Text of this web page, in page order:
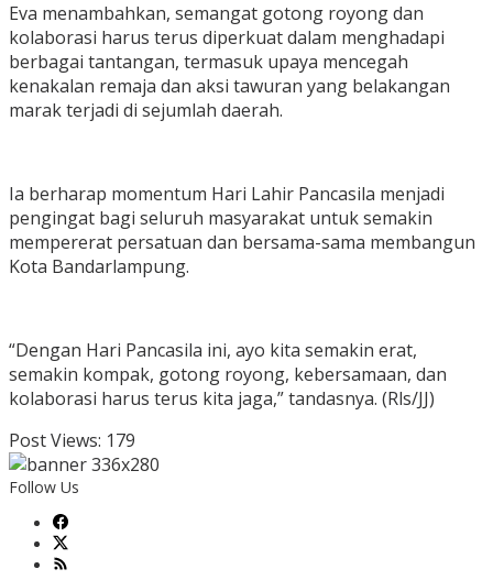
Eva menambahkan, semangat gotong royong dan
kolaborasi harus terus diperkuat dalam menghadapi
berbagai tantangan, termasuk upaya mencegah
kenakalan remaja dan aksi tawuran yang belakangan
marak terjadi di sejumlah daerah.
Ia berharap momentum Hari Lahir Pancasila menjadi
pengingat bagi seluruh masyarakat untuk semakin
mempererat persatuan dan bersama-sama membangun
Kota Bandarlampung.
“Dengan Hari Pancasila ini, ayo kita semakin erat,
semakin kompak, gotong royong, kebersamaan, dan
kolaborasi harus terus kita jaga,” tandasnya. (Rls/JJ)
Post Views: 179
Follow Us